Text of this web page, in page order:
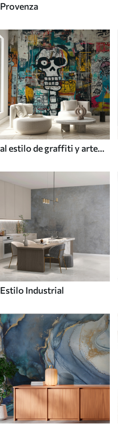
Provenza
al estilo de graffiti y arte
Estilo Industrial